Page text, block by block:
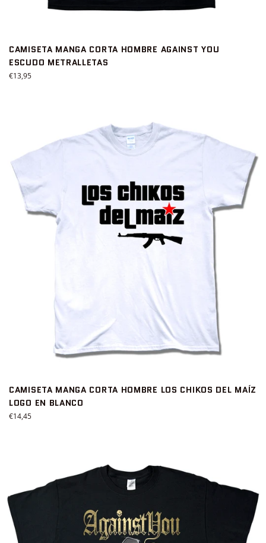
CAMISETA MANGA CORTA HOMBRE AGAINST YOU
ESCUDO METRALLETAS
Precio
€13,95
CAMISETA MANGA CORTA HOMBRE LOS CHIKOS DEL MAÍZ
LOGO EN BLANCO
Precio
€14,45